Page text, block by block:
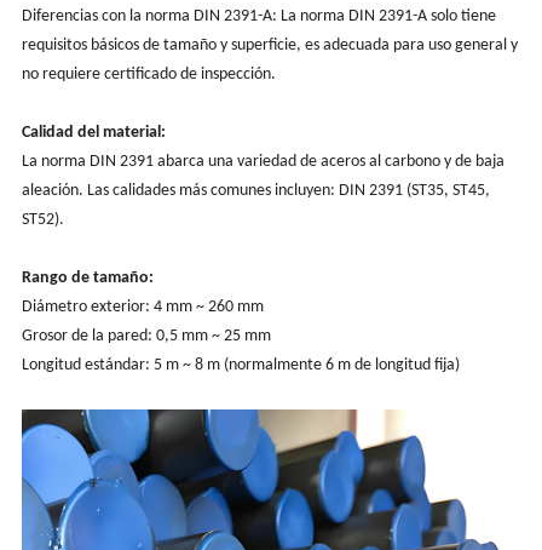
Diferencias con la norma DIN 2391-A: La norma DIN 2391-A solo tiene
requisitos básicos de tamaño y superficie, es adecuada para uso general y
no requiere certificado de inspección.
Calidad del material:
La norma DIN 2391 abarca una variedad de aceros al carbono y de baja
aleación. Las calidades más comunes incluyen: DIN 2391 (ST35, ST45,
ST52).
Rango de tamaño:
Diámetro exterior: 4 mm ~ 260 mm
Grosor de la pared: 0,5 mm ~ 25 mm
Longitud estándar: 5 m ~ 8 m (normalmente 6 m de longitud fija)